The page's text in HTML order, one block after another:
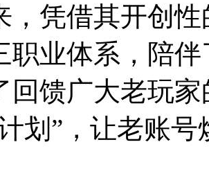
，凭借其开创
职业体系，陪
回馈广大老玩
划”，让老账